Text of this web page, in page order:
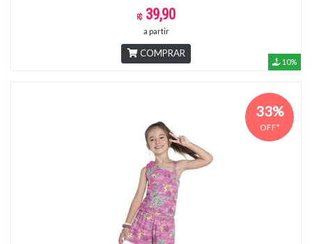
39,90
a partir
COMPRAR
10%
33%
OFF*